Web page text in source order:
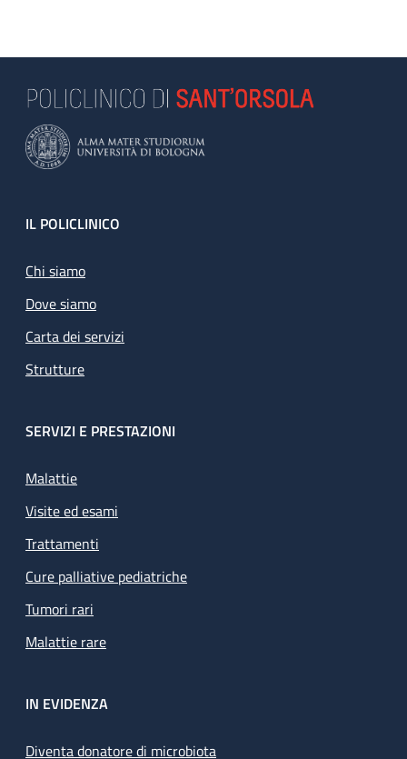
Footer
IL POLICLINICO
Chi siamo
Dove siamo
Carta dei servizi
Strutture
SERVIZI E PRESTAZIONI
Malattie
Visite ed esami
Trattamenti
Cure palliative pediatriche
Tumori rari
Malattie rare
IN EVIDENZA
Diventa donatore di microbiota